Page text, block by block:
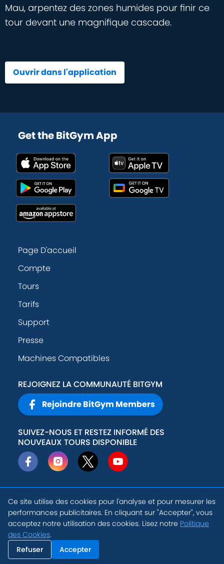
Mau, arpentez des zones humides pour finir ce
tour devant une magnifique cascade.
Ouvrir dans l'application
Get the BitGym App
Page D'accueil
Compte
Tours
Tarifs
Support
Presse
Machines Compatibles
REJOIGNEZ LA COMMUNAUTÉ BITGYM
Rejoindre BitGym Members
SUIVEZ-NOUS ET RESTEZ INFORMÉ DES
NOUVEAUX TOURS DISPONIBLE
© 2026Active
Theory, Inc.
Politique de
confidentialité
Conditions
d'utilisation
FR
Ce site utilise des cookies pour l'analyse et pour mesurer les
performances publicitaires. En cliquant sur "Accepter", vous
acceptez notre utilisation des cookies. Lisez notre Politique
des Cookies.
Refuser
Accepter